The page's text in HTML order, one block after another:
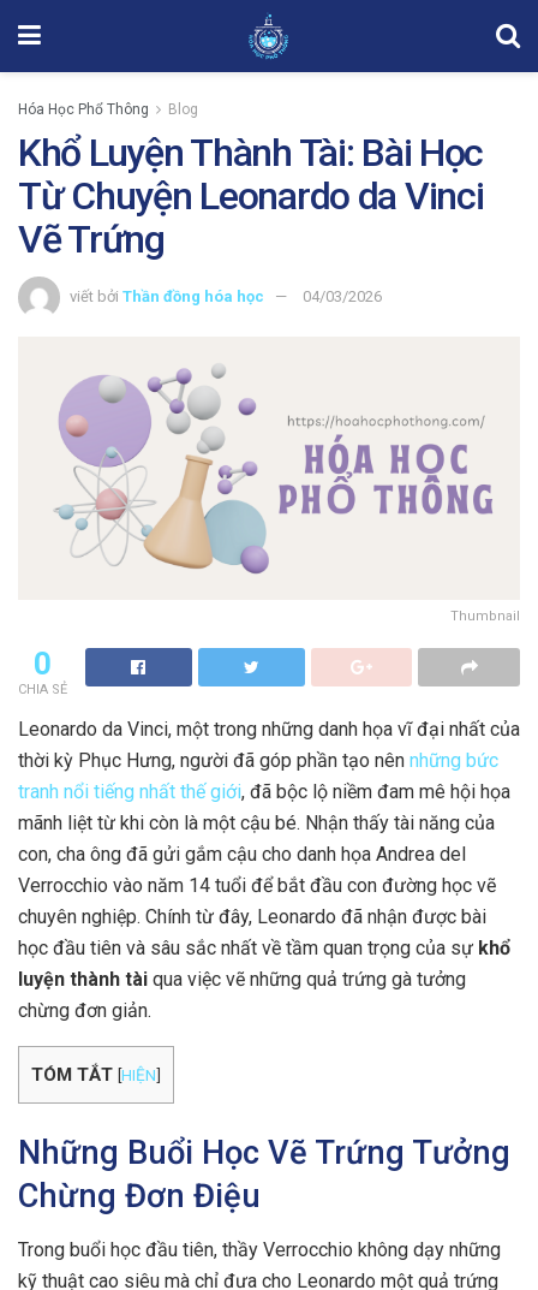
Hóa Học Phổ Thông Blog
Khổ Luyện Thành Tài: Bài Học
Từ Chuyện Leonardo da Vinci
Vẽ Trứng
viết bởi Thần đồng hóa học 04/03/2026
Thumbnail
0
CHIA SẺ
Leonardo da Vinci, một trong những danh họa vĩ đại nhất của
thời kỳ Phục Hưng, người đã góp phần tạo nên những bức
tranh nổi tiếng nhất thế giới, đã bộc lộ niềm đam mê hội họa
mãnh liệt từ khi còn là một cậu bé. Nhận thấy tài năng của
con, cha ông đã gửi gắm cậu cho danh họa Andrea del
Verrocchio vào năm 14 tuổi để bắt đầu con đường học vẽ
chuyên nghiệp. Chính từ đây, Leonardo đã nhận được bài
học đầu tiên và sâu sắc nhất về tầm quan trọng của sự khổ
luyện thành tài qua việc vẽ những quả trứng gà tưởng
chừng đơn giản.
TÓM TẮT [HIỆN]
Những Buổi Học Vẽ Trứng Tưởng
Chừng Đơn Điệu
Trong buổi học đầu tiên, thầy Verrocchio không dạy những
kỹ thuật cao siêu mà chỉ đưa cho Leonardo một quả trứng